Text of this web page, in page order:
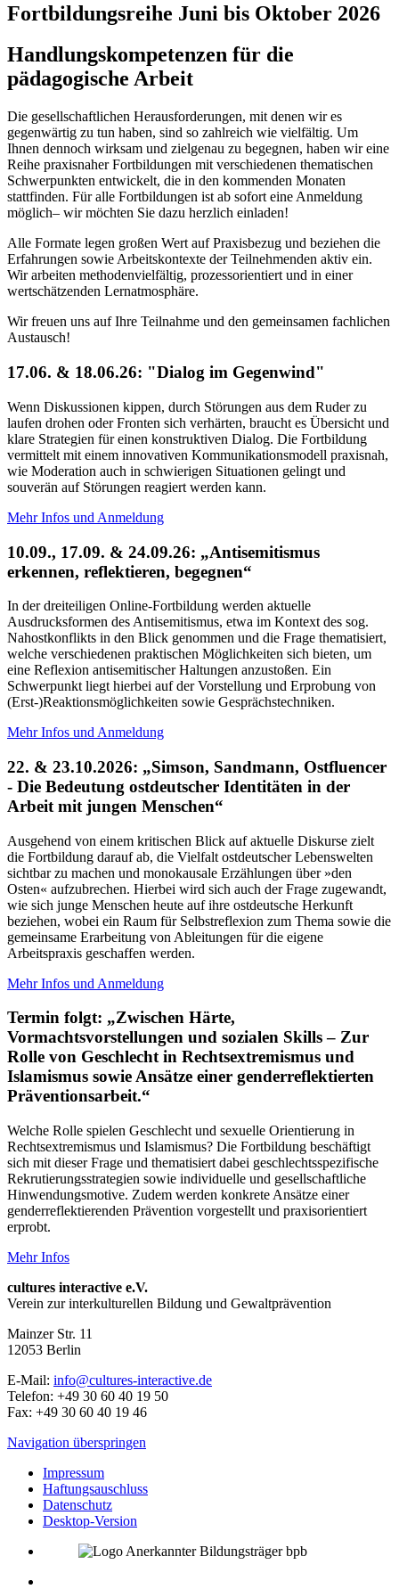
Fortbildungsreihe Juni bis Oktober 2026
Handlungskompetenzen für die
pädagogische Arbeit
Die gesellschaftlichen Herausforderungen, mit denen wir es
gegenwärtig zu tun haben, sind so zahlreich wie vielfältig. Um
Ihnen dennoch wirksam und zielgenau zu begegnen, haben wir eine
Reihe praxisnaher Fortbildungen mit verschiedenen thematischen
Schwerpunkten entwickelt, die in den kommenden Monaten
stattfinden. Für alle Fortbildungen ist ab sofort eine Anmeldung
möglich– wir möchten Sie dazu herzlich einladen!
Alle Formate legen großen Wert auf Praxisbezug und beziehen die
Erfahrungen sowie Arbeitskontexte der Teilnehmenden aktiv ein.
Wir arbeiten methodenvielfältig, prozessorientiert und in einer
wertschätzenden Lernatmosphäre.
Wir freuen uns auf Ihre Teilnahme und den gemeinsamen fachlichen
Austausch!
17.06. & 18.06.26: "Dialog im Gegenwind"
Wenn Diskussionen kippen, durch Störungen aus dem Ruder zu
laufen drohen oder Fronten sich verhärten, braucht es Übersicht und
klare Strategien für einen konstruktiven Dialog. Die Fortbildung
vermittelt mit einem innovativen Kommunikationsmodell praxisnah,
wie Moderation auch in schwierigen Situationen gelingt und
souverän auf Störungen reagiert werden kann.
Mehr Infos und Anmeldung
10.09., 17.09. & 24.09.26: „Antisemitismus
erkennen, reflektieren, begegnen“
In der dreiteiligen Online-Fortbildung werden aktuelle
Ausdrucksformen des Antisemitismus, etwa im Kontext des sog.
Nahostkonflikts in den Blick genommen und die Frage thematisiert,
welche verschiedenen praktischen Möglichkeiten sich bieten, um
eine Reflexion antisemitischer Haltungen anzustoßen. Ein
Schwerpunkt liegt hierbei auf der Vorstellung und Erprobung von
(Erst-)Reaktionsmöglichkeiten sowie Gesprächstechniken.
Mehr Infos und Anmeldung
22. & 23.10.2026: „Simson, Sandmann, Ostfluencer
- Die Bedeutung ostdeutscher Identitäten in der
Arbeit mit jungen Menschen“
Ausgehend von einem kritischen Blick auf aktuelle Diskurse zielt
die Fortbildung darauf ab, die Vielfalt ostdeutscher Lebenswelten
sichtbar zu machen und monokausale Erzählungen über »den
Osten« aufzubrechen. Hierbei wird sich auch der Frage zugewandt,
wie sich junge Menschen heute auf ihre ostdeutsche Herkunft
beziehen, wobei ein Raum für Selbstreflexion zum Thema sowie die
gemeinsame Erarbeitung von Ableitungen für die eigene
Arbeitspraxis geschaffen werden.
Mehr Infos und Anmeldung
Termin folgt: „Zwischen Härte,
Vormachtsvorstellungen und sozialen Skills – Zur
Rolle von Geschlecht in Rechtsextremismus und
Islamismus sowie Ansätze einer genderreflektierten
Präventionsarbeit.“
Welche Rolle spielen Geschlecht und sexuelle Orientierung in
Rechtsextremismus und Islamismus? Die Fortbildung beschäftigt
sich mit dieser Frage und thematisiert dabei geschlechtsspezifische
Rekrutierungsstrategien sowie individuelle und gesellschaftliche
Hinwendungsmotive. Zudem werden konkrete Ansätze einer
genderreflektierenden Prävention vorgestellt und praxisorientiert
erprobt.
Mehr Infos
cultures interactive e.V.
Verein zur interkulturellen Bildung und Gewaltprävention
Mainzer Str. 11
12053 Berlin
E-Mail: info@cultures-interactive.de
Telefon: +49 30 60 40 19 50
Fax: +49 30 60 40 19 46
Navigation überspringen
Impressum
Haftungsauschluss
Datenschutz
Desktop-Version